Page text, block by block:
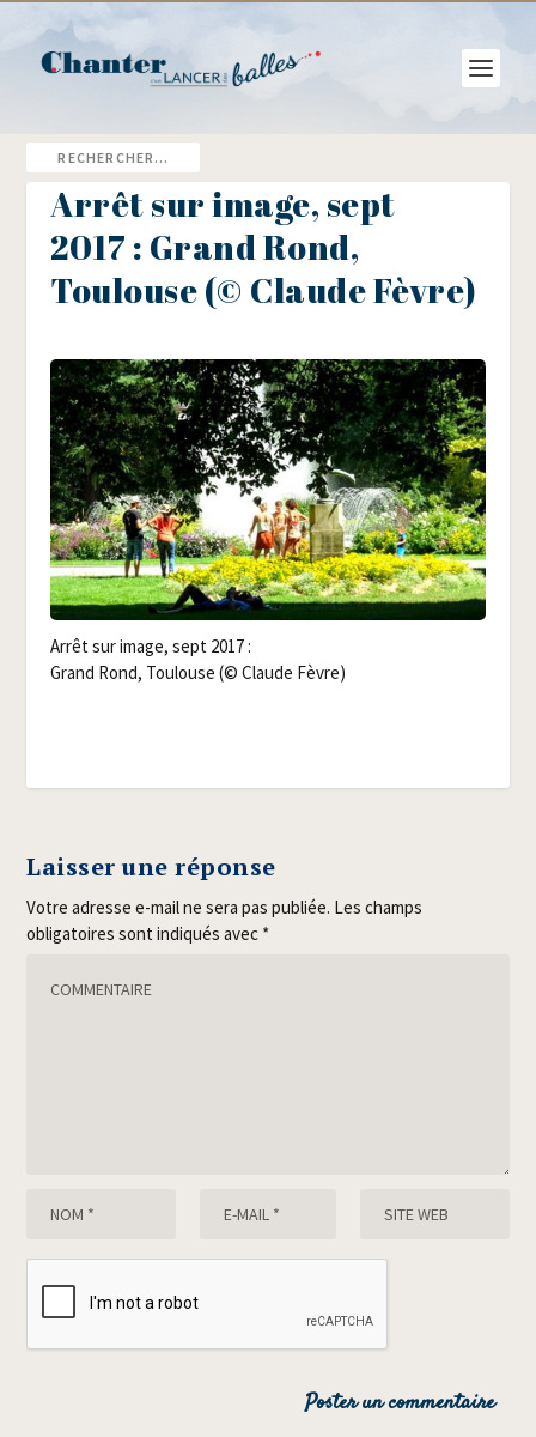
Arrêt sur image, sept
2017 : Grand Rond,
Toulouse (© Claude Fèvre)
Arrêt sur image, sept 2017 :
Grand Rond, Tou­louse (© Claude Fèvre)
Laisser une réponse
Votre adresse e-mail ne sera pas publiée. Les champs
obligatoires sont indiqués avec *